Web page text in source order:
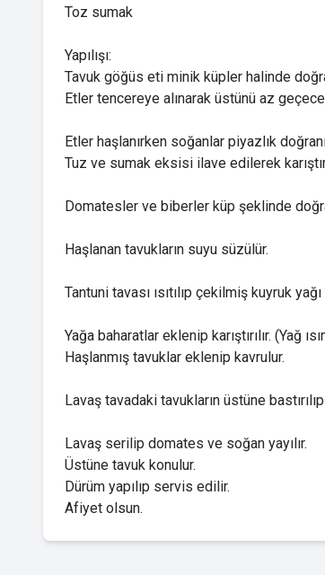
Toz sumak
Yapılışı:
Tavuk göğüs eti minik küpler halinde
Etler tencereye alınarak üstünü az
Etler haşlanırken soğanlar piyazlık
Tuz ve sumak eksisi ilave edilerek
Domatesler ve biberler küp şeklinde
Haşlanan tavukların suyu süzülür.
Tantuni tavası ısıtılıp çekilmiş kuyruk
Yağa baharatlar eklenip karıştırılır. (Yağ
Haşlanmış tavuklar eklenip kavrulur.
Lavaş tavadaki tavukların üstüne bastırılıp
Lavaş serilip domates ve soğan yayılır.
Üstüne tavuk konulur.
Dürüm yapılıp servis edilir.
Afiyet olsun.